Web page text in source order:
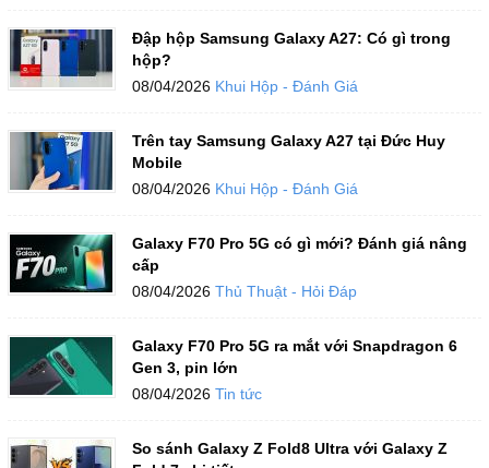
Đập hộp Samsung Galaxy A27: Có gì trong
hộp?
08/04/2026 Khui Hộp - Đánh Giá
Trên tay Samsung Galaxy A27 tại Đức Huy
Mobile
08/04/2026 Khui Hộp - Đánh Giá
Galaxy F70 Pro 5G có gì mới? Đánh giá nâng
cấp
08/04/2026 Thủ Thuật - Hỏi Đáp
Galaxy F70 Pro 5G ra mắt với Snapdragon 6
Gen 3, pin lớn
08/04/2026 Tin tức
So sánh Galaxy Z Fold8 Ultra với Galaxy Z